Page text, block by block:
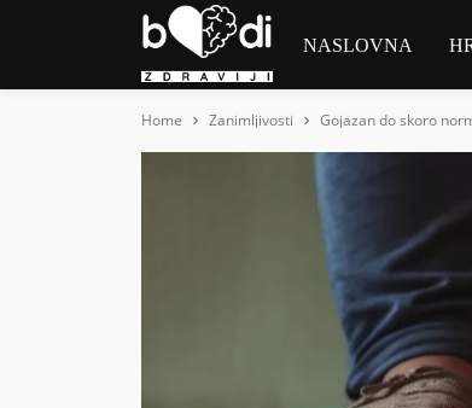
NASLOVNA
Home Zanimljivosti Gojazan do skoro